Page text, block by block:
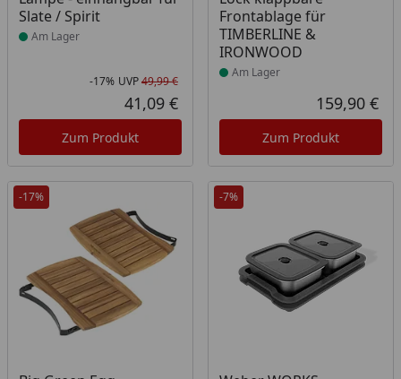
Slate / Spirit
Am Lager
Rabatt in Prozent
-17%
Ursprünglicher Preis
UVP49,99 €
Aktueller Preis
41,09 €
Zum Produkt
Frontablage für
TIMBERLINE &
IRONWOOD
Am Lager
159,90 €
Zum Produkt
-17% -7%